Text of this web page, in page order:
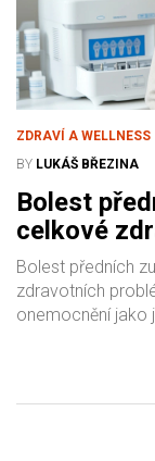
ZDRAVÍ A WELLNESS
BY LUKÁŠ BŘEZINA
Bolest
celkové
Bolest předních
zdravotních
onemocnění jako
mohou pomoci